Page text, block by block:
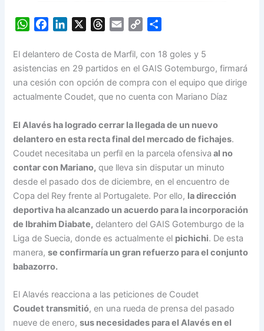
W
a
t
s
A
p
c
e
b
o
k
n
k
e
d
n
r
e
a
d
a
i
l
C
p
y
L
i
k
a
r
e
El delantero de Costa de Marfil, con 18 goles y 5
asistencias en 29 partidos en el GAIS Gotemburgo, firmará
una cesión con opción de compra con el equipo que dirige
actualmente Coudet, que no cuenta con Mariano Díaz
El Alavés ha logrado cerrar la llegada de un nuevo
delantero en esta recta final del mercado de fichajes.
Coudet necesitaba un perfil en la parcela ofensiva al no
contar con Mariano, que lleva sin disputar un minuto
desde el pasado dos de diciembre, en el encuentro de
Copa del Rey frente al Portugalete. Por ello, la dirección
deportiva ha alcanzado un acuerdo para la incorporación
de Ibrahim Diabate, delantero del GAIS Gotemburgo de la
Liga de Suecia, donde es actualmente el pichichi. De esta
manera,se confirmaría un gran refuerzo para el conjunto
babazorro.
El Alavés reacciona a las peticiones de Coudet
Coudet transmitió, en una rueda de prensa del pasado
nueve de enero,sus necesidades para el Alavés en el